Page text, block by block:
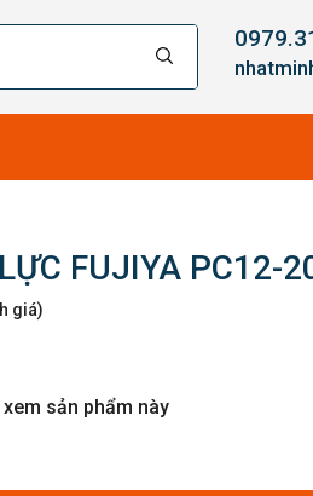
FUJIYA PC12-
giá)
sản phẩm này